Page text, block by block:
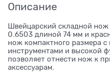
Описание
Швейцарский складной
0.6503 длиной 74 мм и
нож компактного размера
инструментами и высокой
позволяет отнести нож к
аксессуарам.